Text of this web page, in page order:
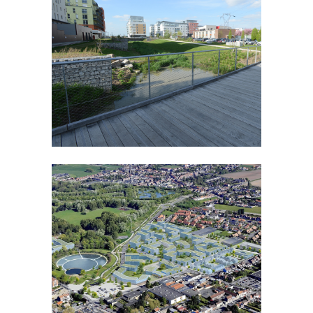
HUMANICITE
EXTENSION URBAINE
LOMME | 59
QUARTIER DE L’HIPPODROME
EXTENSION URBAINE
WATTRELOS | 59